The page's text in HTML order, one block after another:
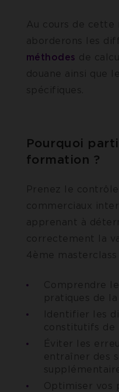
Au cours de cette
aborderons les
méthodes de
douane ainsi que
spécifiques.
Pourquoi
formation ?
Prenez le contrôle
commerciaux
apprenant à
correctement la
4ème masterclass
Comprendre
pratiques de la
Identifier les
constitutifs de
Éviter les
entraîner des
Optimiser vos